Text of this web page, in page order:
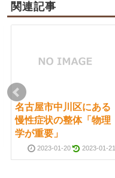
関連記事
名古屋市中川区にある
慢性症状の整体「物理
学が重要」
2023-01-20 2023-01-21